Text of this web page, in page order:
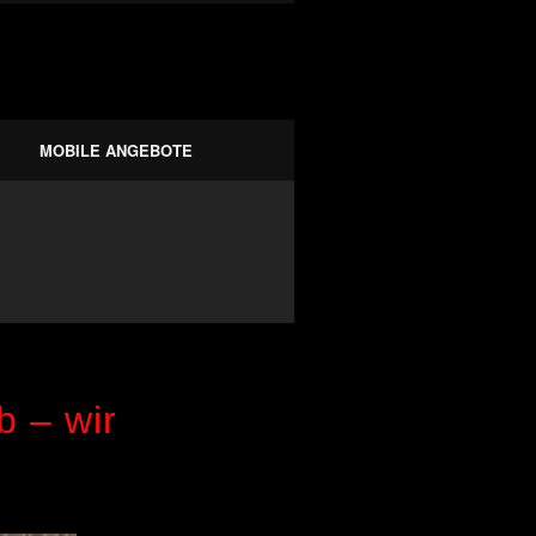
MOBILE ANGEBOTE
– wir